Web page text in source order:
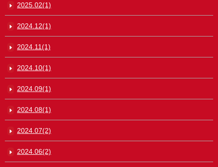
2025.02(1)
2024.12(1)
2024.11(1)
2024.10(1)
2024.09(1)
2024.08(1)
2024.07(2)
2024.06(2)